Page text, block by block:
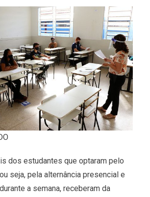
dos estudantes que optaram pelo
seja, pela alternância presencial e
a semana, receberam da